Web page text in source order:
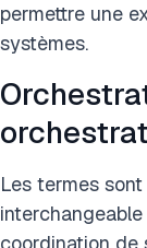
permettre une
systèmes.
Les termes